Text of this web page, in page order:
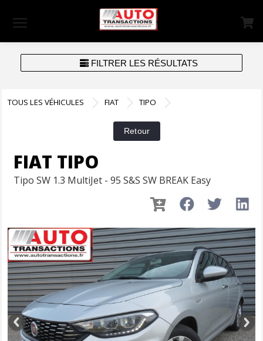
FILTRER LES RÉSULTATS
TOUS LES VÉHICULES FIAT TIPO
FIAT TIPO
Tipo SW 1.3 MultiJet - 95 S&S SW BREAK Easy